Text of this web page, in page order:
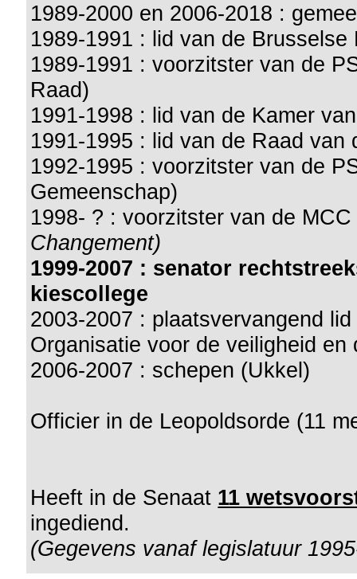
1989-2000 en 2006-2018 :
1989-1991 : lid van de
1989-1991 : voorzitster van de
Raad)
1991-1998 : lid van de Kamer
1991-1995 : lid van de Raad van
1992-1995 : voorzitster van de
Gemeenschap)
1998- ? : voorzitster van de
Changement)
1999-2007 : senator
kiescollege
2003-2007 : plaatsvervangend
Organisatie voor de veiligheid
2006-2007 : schepen (Ukkel)
Officier in de Leopoldsorde (11
Heeft in de Senaat 11
ingediend.
(Gegevens vanaf legislatuur